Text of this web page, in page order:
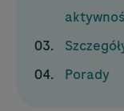
Porady